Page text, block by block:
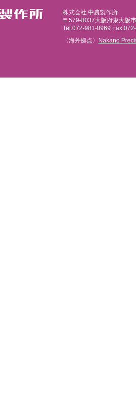
株式会社 中農製作所
〒579-8037大阪府東大阪
Tel:072-981-0969
〈海外拠点〉 Nakano